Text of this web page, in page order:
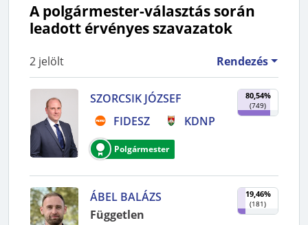
A polgármester-választás során
leadott érvényes szavazatok
2 jelölt Rendezés
SZORCSIK JÓZSEF
FIDESZ
KDNP
Polgármester
80,54%
(749)
ÁBEL BALÁZS
Független
19,46%
(181)